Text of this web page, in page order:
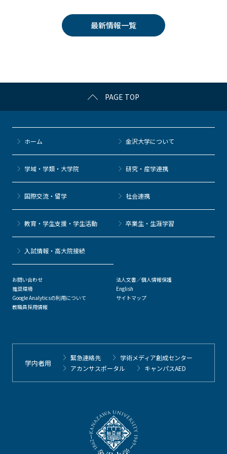
k
erk
et
n
a
最新情報一覧
PAGE TOP
ホーム 金沢大学について
学域・学類・大学院 研究・産学連携
国際交流・留学 社会連携
教育・学生支援・学生活動 卒業生・生涯学習
⼊試情報・高大院接続
お問い合わせ
推奨環境
Google Analyticsの利用について
教職員採用情報
法人文書／個人情報保護
English
サイトマップ
学内者用
緊急連絡先
学術メディア創成センター
アカンサスポータル
キャンパスAED